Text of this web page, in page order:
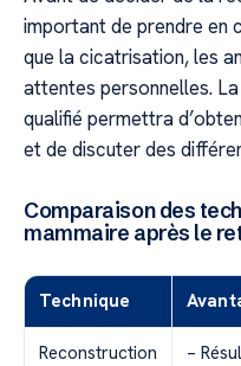
important de prendre en
que la cicatrisation, les
attentes personnelles.
qualifié permettra
et de discuter des
Comparaison des
mammaire après le
Technique
Reconstruction
–